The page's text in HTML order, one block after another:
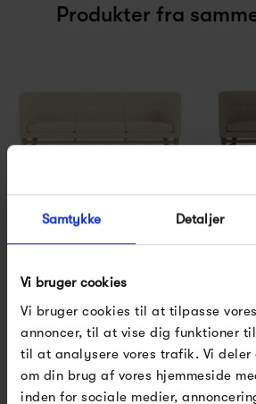
Samtykke Detaljer
Vi bruger cookies
Vi bruger cookies til at tilpasse
annoncer, til at vise dig funktioner
til at analysere vores trafik. Vi deler
om din brug af vores hjemmeside
inden for sociale medier,
Produkter fra
&Tradition Mayor AJ5
Karakorum/Eg